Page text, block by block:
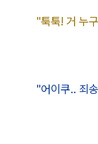
"툭툭! 거 누
"어이쿠.. 죄